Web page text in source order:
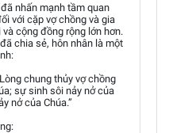
nhấn mạnh tầm quan
với cặp vợ chồng và gia
cộng đồng rộng lớn hơn.
chia sẻ, hôn nhân là một
chung thủy vợ chồng
sự sinh sôi nảy nở của
nở của Chúa.”